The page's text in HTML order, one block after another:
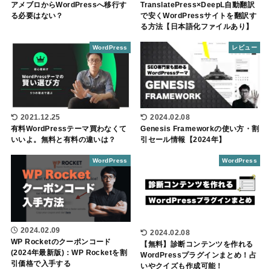
アメブロからWordPressへ移行す
る必要はない？
TranslatePress×DeepL自動翻訳
で安くWordPressサイトを翻訳す
る方法【日本語化ファイルあり】
WordPress
2021.12.25
有料WordPressテーマ買わなくて
いいよ。無料と有料の違いは？
レビュー
2024.02.08
Genesis Frameworkの使い方・割
引セール情報【2024年】
WordPress
2024.02.09
WP Rocketのクーポンコード
(2024年最新版)：WP Rocketを割
引価格で入手する
WordPress
2024.02.08
【無料】診断コンテンツを作れる
WordPressプラグインまとめ！占
いやクイズも作成可能！